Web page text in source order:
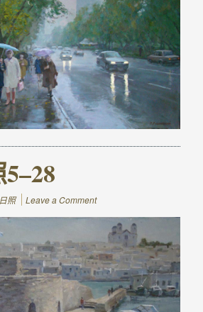
日照 Leave a Comment